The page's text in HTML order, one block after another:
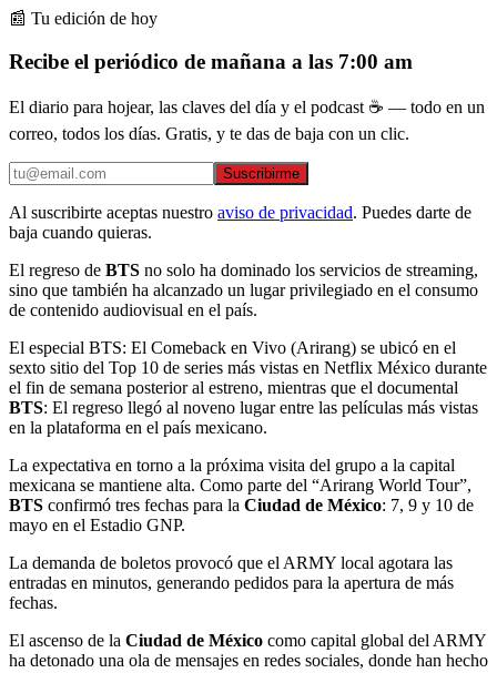
📰 Tu edición de hoy
Recibe el periódico de mañana a las 7:00 am
El diario para hojear, las claves del día y el podcast ☕ — todo en un
correo, todos los días. Gratis, y te das de baja con un clic.
Suscribirme
Al suscribirte aceptas nuestro aviso de privacidad. Puedes darte de
baja cuando quieras.
El regreso de BTS no solo ha dominado los servicios de streaming,
sino que también ha alcanzado un lugar privilegiado en el consumo
de contenido audiovisual en el país.
El especial BTS: El Comeback en Vivo (Arirang) se ubicó en el
sexto sitio del Top 10 de series más vistas en Netflix México durante
el fin de semana posterior al estreno, mientras que el documental
BTS: El regreso llegó al noveno lugar entre las películas más vistas
en la plataforma en el país mexicano.
La expectativa en torno a la próxima visita del grupo a la capital
mexicana se mantiene alta. Como parte del “Arirang World Tour”,
BTS confirmó tres fechas para la Ciudad de México: 7, 9 y 10 de
mayo en el Estadio GNP.
La demanda de boletos provocó que el ARMY local agotara las
entradas en minutos, generando pedidos para la apertura de más
fechas.
El ascenso de la Ciudad de México como capital global del ARMY
ha detonado una ola de mensajes en redes sociales, donde han hecho